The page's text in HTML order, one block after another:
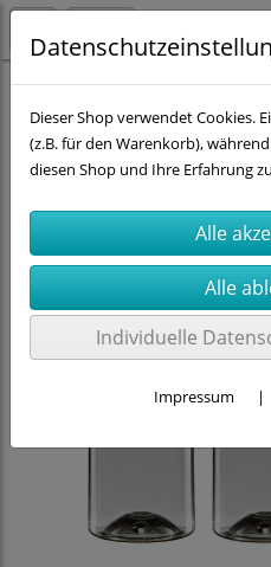
Kavodrink-Premium-Flaschen
Dieser Shop verwendet Cookies.
(z.B. für den Warenkorb),
diesen Shop und Ihre Erfahrung
Individuelle
Impressum |